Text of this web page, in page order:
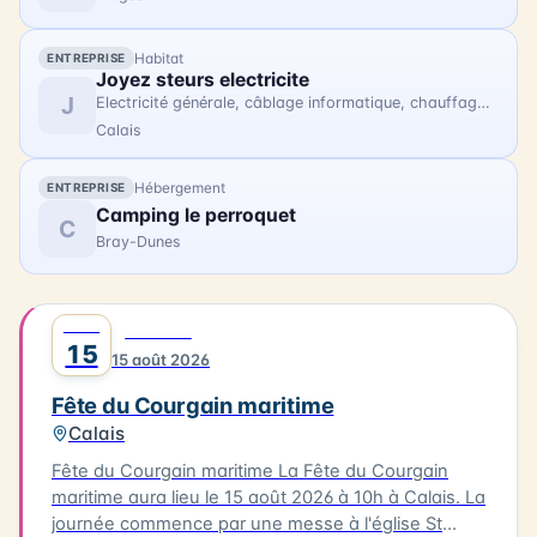
ENTREPRISE Habitat
J
Joyez steurs electricite
Electricité générale, câblage informatique, chauffage électrique, courant faible.
Calais
ENTREPRISE Hébergement
C Camping le perroquet
Bray-Dunes
15 15 août 2026
Fête du Courgain maritime
Calais
Fête du Courgain maritime La Fête du Courgain
maritime aura lieu le 15 août 2026 à 10h à Calais. La
journée commence par une messe à l'église St